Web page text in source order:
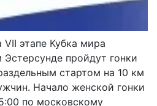
VII этапе Кубка мира
пройдут гонки
стартом на 10 км
Начало женской гонки
по московскому